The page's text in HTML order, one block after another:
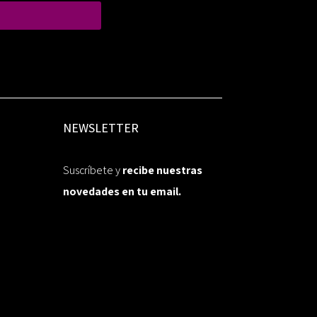
NEWSLETTER
Suscríbete yrecibe nuestras
novedades en tu email.